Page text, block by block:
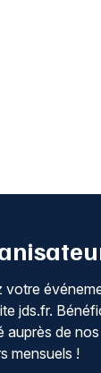
votre
jds.fr.
auprès de
mensuels !